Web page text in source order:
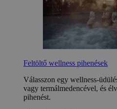
Feltöltő wellness pihenések
Válasszon egy wellness-
vagy termálmedencével, és
pihenést.